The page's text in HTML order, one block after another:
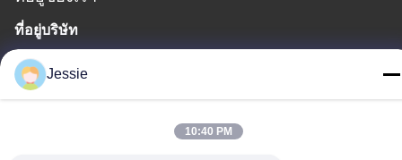
ที่อยู่บริษัท
FS Science Park, NO. 181, ถนน Gushu 1st, ชุมชน Guxing,
Xixiang, Baoan, เชียงใหม่
FS Science Park, NO. 181, ถนน Gushu 1st, ชุมชน Guxing,
Jessie
10:40 PM